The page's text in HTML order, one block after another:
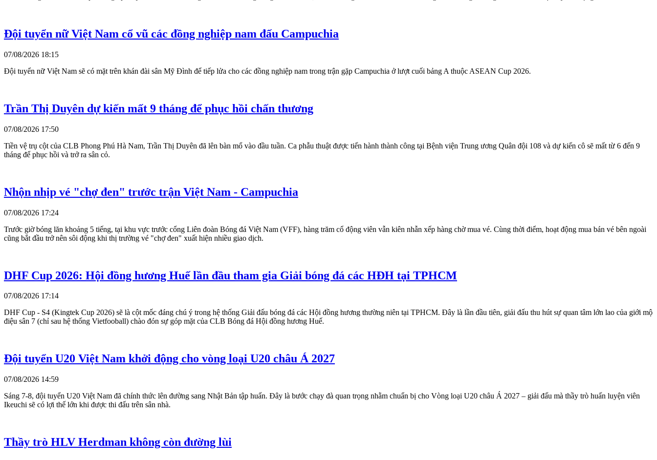
Đội tuyển nữ Việt Nam cổ vũ các đồng nghiệp nam đấu Campuchia
07/08/2026 18:15
Đội tuyển nữ Việt Nam sẽ có mặt trên khán đài sân Mỹ Đình để tiếp lửa cho các đồng nghiệp nam trong trận gặp Campuchia ở lượt cuối bảng A thuộc ASEAN Cup 2026.
Trần Thị Duyên dự kiến mất 9 tháng để phục hồi chấn thương
07/08/2026 17:50
Tiền vệ trụ cột của CLB Phong Phú Hà Nam, Trần Thị Duyên đã lên bàn mổ vào đầu tuần. Ca phẫu thuật được tiến hành thành công tại Bệnh viện Trung ương Quân đội 108 và dự kiến cô sẽ mất từ 6 đến 9
tháng để phục hồi và trở ra sân cỏ.
Nhộn nhịp vé "chợ đen" trước trận Việt Nam - Campuchia
07/08/2026 17:24
Trước giờ bóng lăn khoảng 5 tiếng, tại khu vực trước cổng Liên đoàn Bóng đá Việt Nam (VFF), hàng trăm cổ động viên vẫn kiên nhẫn xếp hàng chờ mua vé. Cùng thời điểm, hoạt động mua bán vé bên ngoài
cũng bắt đầu trở nên sôi động khi thị trường vé "chợ đen" xuất hiện nhiều giao dịch.
DHF Cup 2026: Hội đồng hương Huế lần đầu tham gia Giải bóng đá các HĐH tại TPHCM
07/08/2026 17:14
DHF Cup - S4 (Kingtek Cup 2026) sẽ là cột mốc đáng chú ý trong hệ thống Giải đấu bóng đá các Hội đồng hương thường niên tại TPHCM. Đây là lần đầu tiên, giải đấu thu hút sự quan tâm lớn lao của giới mộ
điệu sân 7 (chỉ sau hệ thống Vietfooball) chào đón sự góp mặt của CLB Bóng đá Hội đồng hương Huế.
Đội tuyển U20 Việt Nam khởi động cho vòng loại U20 châu Á 2027
07/08/2026 14:59
Sáng 7-8, đội tuyển U20 Việt Nam đã chính thức lên đường sang Nhật Bản tập huấn. Đây là bước chạy đà quan trọng nhằm chuẩn bị cho Vòng loại U20 châu Á 2027 – giải đấu mà thầy trò huấn luyện viên
Ikeuchi sẽ có lợi thế lớn khi được thi đấu trên sân nhà.
Thầy trò HLV Herdman không còn đường lùi